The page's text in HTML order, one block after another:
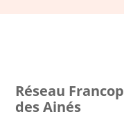
Réseau
des Ainés